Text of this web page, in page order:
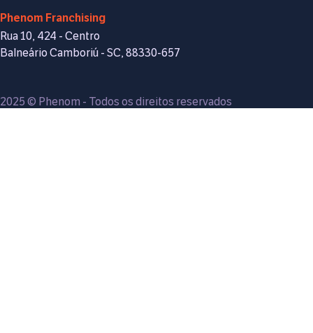
Phenom Franchising
Rua 10, 424 - Centro
Balneário Camboriú - SC, 88330-657
2025 © Phenom - Todos os direitos reservados